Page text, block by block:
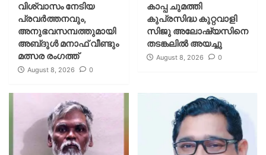
വിശ്വാസം നേടിയ
പ്രവർത്തനവും,
അനുഭവസമ്പത്തുമായി
അബ്‌ദുൾ മനാഫ് വീണ്ടും
മത്സര രംഗത്ത്
August 8, 2026 0
കാപ്പ ചുമത്തി
കുപ്രസിദ്ധ കുറ്റവാളി
സിജു അലോഷ്യസിനെ
തടങ്കലിൽ അയച്ചു
August 8, 2026 0